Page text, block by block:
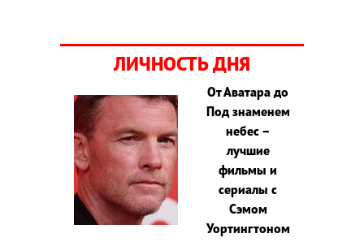
ЛИЧНОСТЬ ДНЯ
От Аватара до
Под знаменем
небес –
лучшие
фильмы и
сериалы с
Сэмом
Уортингтоном